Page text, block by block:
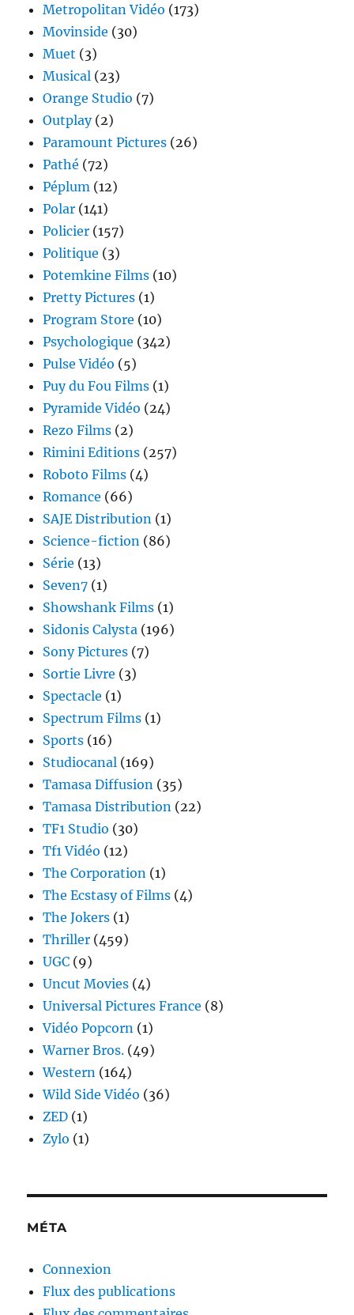
Metropolitan Vidéo (173)
Movinside (30)
Muet (3)
Musical (23)
Orange Studio (7)
Outplay(2)
Paramount Pictures (26)
Pathé (72)
Péplum (12)
Polar (141)
Policier (157)
Politique (3)
Potemkine Films (10)
Pretty Pictures (1)
Program Store (10)
Psychologique (342)
Pulse Vidéo (5)
Puy du Fou Films (1)
Pyramide Vidéo (24)
Rezo Films (2)
Rimini Editions (257)
Roboto Films (4)
Romance (66)
SAJE Distribution (1)
Science-fiction (86)
Série (13)
Seven7 (1)
Showshank Films (1)
Sidonis Calysta (196)
Sony Pictures (7)
Sortie Livre (3)
Spectacle (1)
Spectrum Films (1)
Sports (16)
Studiocanal (169)
Tamasa Diffusion (35)
Tamasa Distribution (22)
TF1 Studio (30)
Tf1 Vidéo (12)
The Corporation (1)
The Ecstasy of Films (4)
The Jokers (1)
Thriller (459)
UGC (9)
Uncut Movies (4)
Universal Pictures France (8)
Vidéo Popcorn (1)
Warner Bros. (49)
Western (164)
Wild Side Vidéo (36)
ZED (1)
Zylo (1)
MÉTA
Connexion
Flux des publications